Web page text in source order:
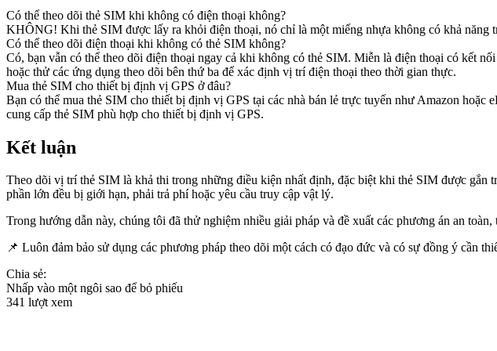
Có thể theo dõi thẻ SIM khi không có điện thoại không?
KHÔNG! Khi thẻ SIM được lấy ra khỏi điện thoại, nó chỉ là một miếng nhựa không có khả năng
Có thể theo dõi điện thoại khi không có thẻ SIM không?
Có, bạn vẫn có thể theo dõi điện thoại ngay cả khi không có thẻ SIM. Miễn là điện thoại có kết
hoặc thử các ứng dụng theo dõi bên thứ ba để xác định vị trí điện thoại theo thời gian thực.
Mua thẻ SIM cho thiết bị định vị GPS ở đâu?
Bạn có thể mua thẻ SIM cho thiết bị định vị GPS tại các nhà bán lẻ trực tuyến như Amazon
cung cấp thẻ SIM phù hợp cho thiết bị định vị GPS.
Kết luận
Theo dõi vị trí thẻ SIM là khả thi trong những điều kiện nhất định, đặc biệt khi thẻ SIM được
phần lớn đều bị giới hạn, phải trả phí hoặc yêu cầu truy cập vật lý.
Trong hướng dẫn này, chúng tôi đã thử nghiệm nhiều giải pháp và đề xuất các phương án an
📌 Luôn đảm bảo sử dụng các phương pháp theo dõi một cách có đạo đức và có sự đồng ý cần
Chia sẻ:
Nhấp vào một ngôi sao để bỏ phiếu
341 lượt xem